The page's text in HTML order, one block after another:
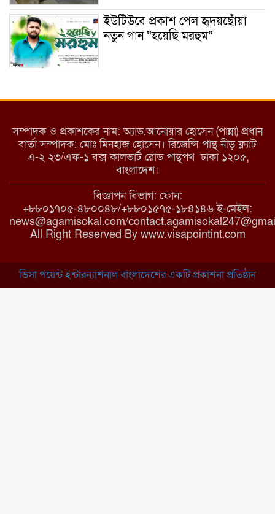
ইউটিউবে প্রকাশ পেল হৃদয়ছোঁয়া
নতুন গান “হয়েছি মরহুম”
মরণ নেশা
মাধবপুরে কমিউনিটি ক্লিনিকে
অনিয়মের অভিযোগ
রাজবাড়ী: বালিয়াকান্দিতে কিশোরীর
ঝুলন্ত মরদেহ উদ্ধার
সম্পাদক ও প্রকাশকের নাম: অ্যাড.আনোয়ার হোসেন (পান্না) প্রধান
বার্তা সম্পাদক: মোঃ মিনহাজ হোসেন। রিজেন্সি পান্থ নীড় ফ্ল্যাট
এ-২ ২৩/এফ-১ বক্স কালভার্ট রোড পান্থপথ ঢাকা ১২০৫,
বাংলাদেশ।
বিজ্ঞাপন বিভাগ: ফোন:
+৮৮০১৭০৫-৪৮০০৪৮/+৮৮০১৫৭৫-১৮৪১৪৬ ই-মেইল:
news@agamisokal.com/
All Right Reserved By www.visapointint.com
ভিসা পয়েন্ট ইন্টারন্যাশনাল বাংলাদেশের একটি প্রকাশনা প্রতিষ্ঠান